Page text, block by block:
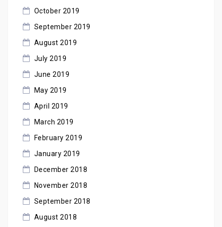
October 2019
September 2019
August 2019
July 2019
June 2019
May 2019
April 2019
March 2019
February 2019
January 2019
December 2018
November 2018
September 2018
August 2018